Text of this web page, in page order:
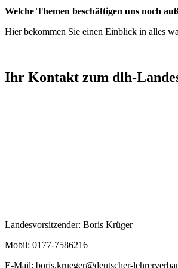
Welche Themen beschäftigen uns noch
Hier bekommen Sie einen Einblick in alles
Ihr Kontakt zum dlh-
Landesvorsitzender: Boris Krüger
Mobil: 0177-7586216
E-Mail: boris.krueger@deutscher-